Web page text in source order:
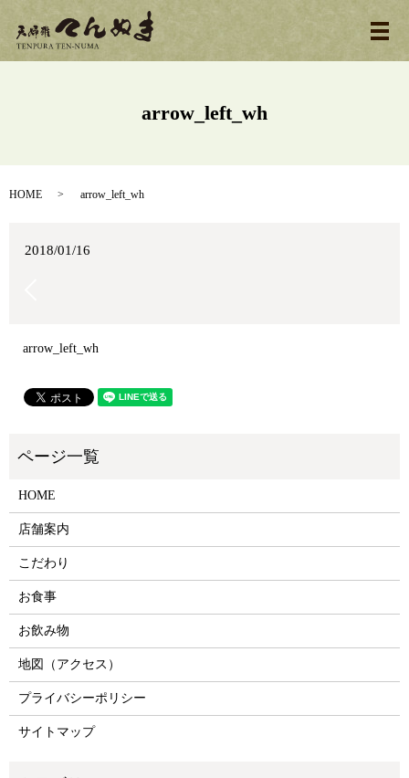
メ
arrow_left_wh
HOME arrow_left_wh
2018/01/16
arrow_left_wh
HOME
店舗案内
こだわり
お食事
お飲み物
地図（アクセス）
プライバシーポリシー
サイトマップ